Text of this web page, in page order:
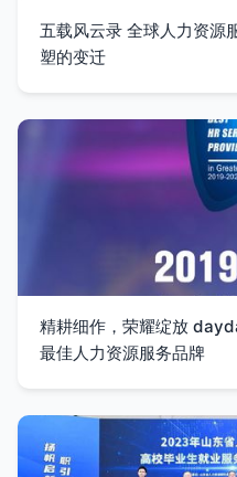
五载风云录 全球人力资源
塑的变迁
精耕细作，荣耀绽放
最佳人力资源服务品牌